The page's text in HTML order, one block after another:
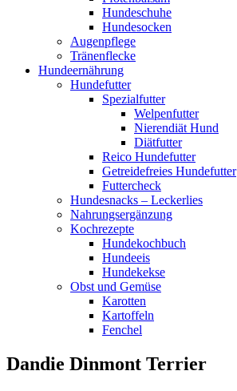
Hundeschuhe
Hundesocken
Augenpflege
Tränenflecke
Hundeernährung
Hundefutter
Spezialfutter
Welpenfutter
Nierendiät Hund
Diätfutter
Reico Hundefutter
Getreidefreies Hundefutter
Futtercheck
Hundesnacks – Leckerlies
Nahrungsergänzung
Kochrezepte
Hundekochbuch
Hundeeis
Hundekekse
Obst und Gemüse
Karotten
Kartoffeln
Fenchel
Dandie Dinmont Terrier